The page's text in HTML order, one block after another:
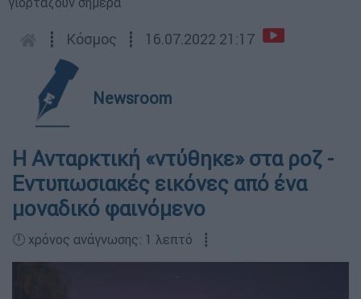
┋ Κόσμος ┋ 16.07.2022 21:17
Newsroom
H Ανταρκτική «ντύθηκε» στα ροζ -
Εντυπωσιακές εικόνες από ένα
μοναδικό φαινόμενο
🕛 χρόνος ανάγνωσης: 1 λεπτό ┋